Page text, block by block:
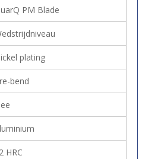
PM Blade
plating
bend
HRC